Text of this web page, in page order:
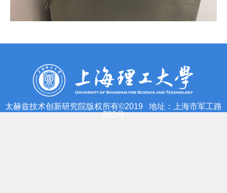
太赫兹技术创新研究院版权所有©2019 地址：上海市军工路
580号